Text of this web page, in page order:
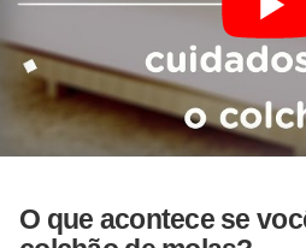
O que acontece se